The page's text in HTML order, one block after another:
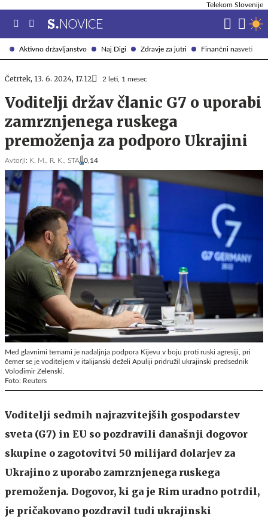
Aktivno državljanstvo Naj Digi Zdravje za jutri Finančni nasveti
Telekom Slovenije
Četrtek, 13. 6. 2024, 17.12 2 leti, 1 mesec
Voditelji držav članic G7 o uporabi
zamrznjenega ruskega
premoženja za podporo Ukrajini
Avtorji: K. M., R. K., STA 0,14
Med glavnimi temami je nadaljnja podpora Kijevu v boju proti ruski agresiji, pri
čemer se je voditeljem v italijanski deželi Apuliji pridružil ukrajinski predsednik
Volodimir Zelenski.
Foto: Reuters
Voditelji sedmih najrazvitejših gospodarstev
sveta (G7) in EU so pozdravili današnji dogovor
skupine o zagotovitvi 50 milijard dolarjev za
Ukrajino z uporabo zamrznjenega ruskega
premoženja. Dogovor, ki ga je Rim uradno potrdil,
je pričakovano pozdravil tudi ukrajinski